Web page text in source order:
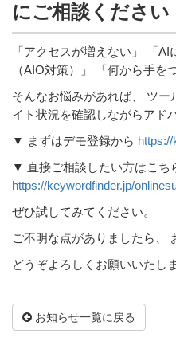
にご相談ください
「アクセスが増えない」 「
（AIO対策）」 「何から手を
そんなお悩みがあれば、 ツ
イト状況を確認しながらアド
▼ まずはデモ登録から
▼ 直接ご相談したい方はこち
https://keywordfinder.jp/
ぜひ試してみてください。
ご不明な点がありましたら、
どうぞよろしくお願いいたしま
お知らせ一覧に戻る